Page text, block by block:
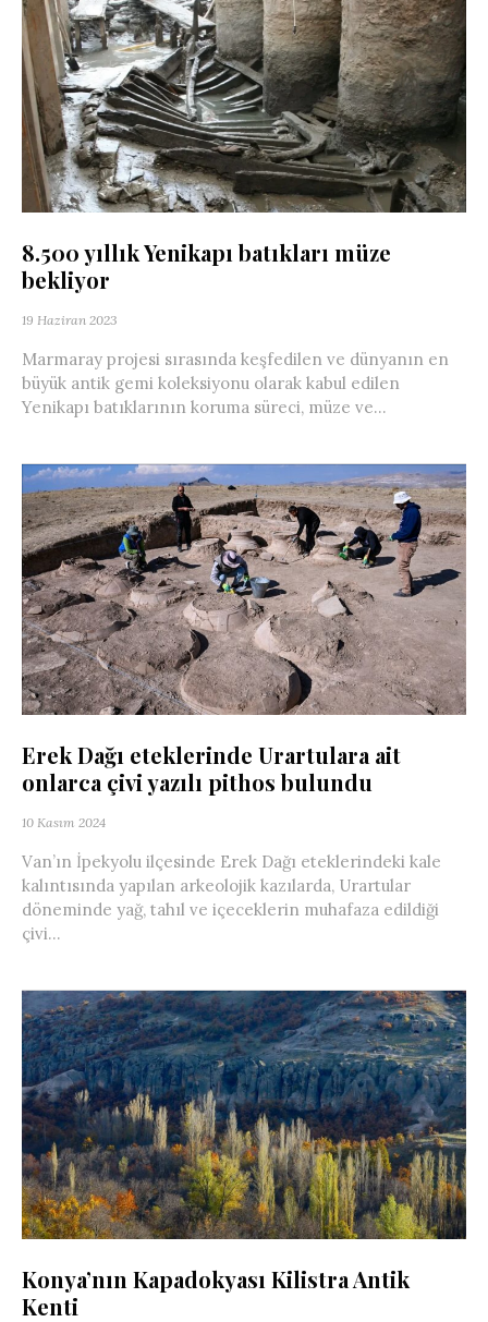
8.500 yıllık Yenikapı batıkları müze
bekliyor
19 Haziran 2023
Marmaray projesi sırasında keşfedilen ve dünyanın en
büyük antik gemi koleksiyonu olarak kabul edilen
Yenikapı batıklarının koruma süreci, müze ve...
Erek Dağı eteklerinde Urartulara ait
onlarca çivi yazılı pithos bulundu
10 Kasım 2024
Van’ın İpekyolu ilçesinde Erek Dağı eteklerindeki kale
kalıntısında yapılan arkeolojik kazılarda, Urartular
döneminde yağ, tahıl ve içeceklerin muhafaza edildiği
çivi...
Konya’nın Kapadokyası Kilistra Antik
Kenti